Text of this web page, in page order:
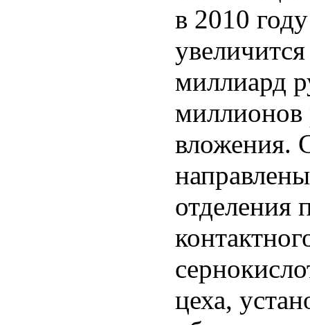
в 2010
миллиард
миллионов
вложения.
отделения
цеха,